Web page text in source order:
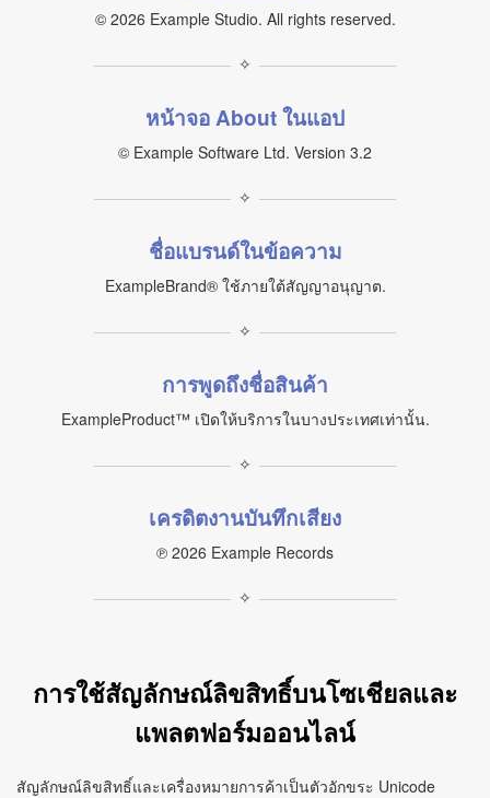
© 2026 Example Studio. All rights reserved.
✧
หน้าจอ About ในแอป
© Example Software Ltd. Version 3.2
✧
ชื่อแบรนด์ในข้อความ
ExampleBrand® ใช้ภายใต้สัญญาอนุญาต.
✧
การพูดถึงชื่อสินค้า
ExampleProduct™ เปิดให้บริการในบางประเทศเท่านั้น.
✧
เครดิตงานบันทึกเสียง
℗ 2026 Example Records
✧
การใช้สัญลักษณ์ลิขสิทธิ์บนโซเชียลและ
แพลตฟอร์มออนไลน์
สัญลักษณ์ลิขสิทธิ์และเครื่องหมายการค้าเป็นตัวอักขระ Unicode